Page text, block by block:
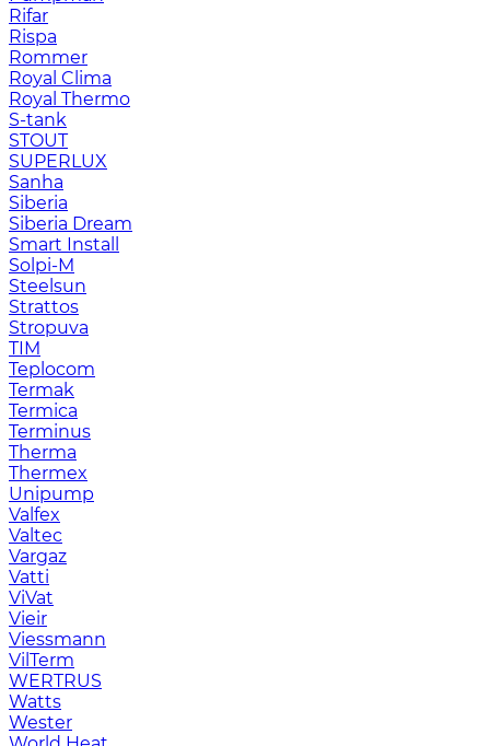
Rifar
Rispa
Rommer
Royal Clima
Royal Thermo
S-tank
STOUT
SUPERLUX
Sanha
Siberia
Siberia Dream
Smart Install
Solpi-M
Steelsun
Strattos
Stropuva
TIM
Teplocom
Termak
Termica
Terminus
Therma
Thermex
Unipump
Valfex
Valtec
Vargaz
Vatti
ViVat
Vieir
Viessmann
VilTerm
WERTRUS
Watts
Wester